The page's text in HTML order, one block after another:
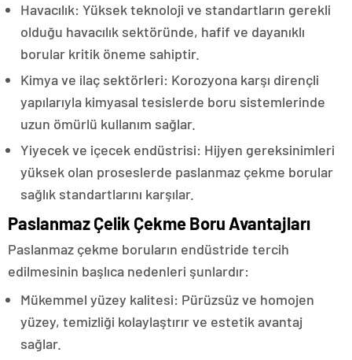
Havacılık: Yüksek teknoloji ve standartların gerekli
olduğu havacılık sektöründe, hafif ve dayanıklı
borular kritik öneme sahiptir.
Kimya ve ilaç sektörleri: Korozyona karşı dirençli
yapılarıyla kimyasal tesislerde boru sistemlerinde
uzun ömürlü kullanım sağlar.
Yiyecek ve içecek endüstrisi: Hijyen gereksinimleri
yüksek olan proseslerde paslanmaz çekme borular
sağlık standartlarını karşılar.
Paslanmaz Çelik Çekme Boru Avantajları
Paslanmaz çekme boruların endüstride tercih
edilmesinin başlıca nedenleri şunlardır:
Mükemmel yüzey kalitesi: Pürüzsüz ve homojen
yüzey, temizliği kolaylaştırır ve estetik avantaj
sağlar.